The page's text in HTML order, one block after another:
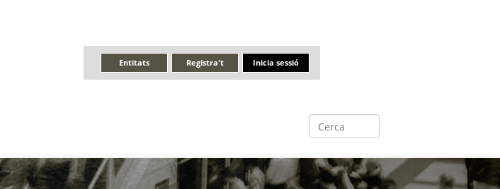
Inicia sessió
Registra't
Entitats